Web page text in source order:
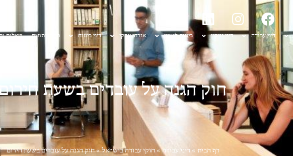
דיני עבודה דיני נזיקין ביטוח לאומי אזרחי עסקי דיני ביטוח מן העיתונות שאלות
חוק הגנה על עובדים בשעת
דף הבית »דיני עבודה»חוקי עבודה בישראל»חוק הגנה על עובדים בשעת חירום